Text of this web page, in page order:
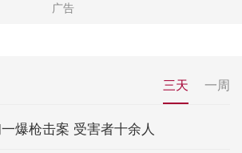
三天 一周
爆枪击案 受害者十余人